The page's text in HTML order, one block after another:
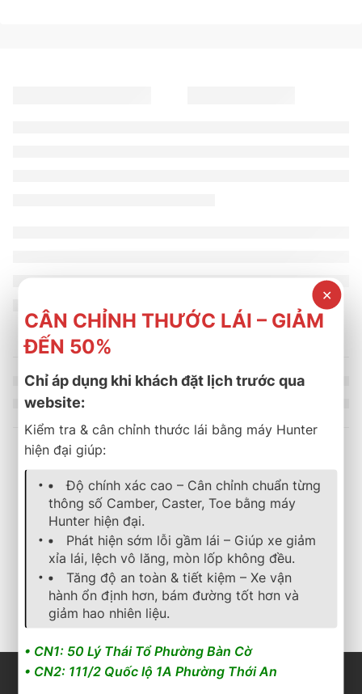
Sản phẩm tương tự
SOLD OUT
lốp xe bridgestone turanza
Lốp Xe Bridgestone 205/60R17 Turanza T05
2.754.000 ₫
Cần nhận báo giá mới
nhất? Nhấn vào đây để
trao đổi ngay
lốp xe bridgestone,turanza
LỐP XE BRIDGESTONE
2.600.000₫
Cần nhận báo giá mới
✕
CÂN CHỈNH THƯỚC LÁI – GIẢM
ĐẾN 50%
Chỉ áp dụng khi khách đặt lịch trước qua
website:
Kiểm tra & cân chỉnh thước lái bằng máy Hunter
hiện đại giúp:
Độ chính xác cao – Cân chỉnh chuẩn từng
thông số Camber, Caster, Toe bằng máy
Hunter hiện đại.
Phát hiện sớm lỗi gầm lái – Giúp xe giảm
xỉa lái, lệch vô lăng, mòn lốp không đều.
Tăng độ an toàn & tiết kiệm – Xe vận
hành ổn định hơn, bám đường tốt hơn và
giảm hao nhiên liệu.
• CN1: 50 Lý Thái Tổ Phường Bàn Cờ
• CN2: 111/2 Quốc lộ 1A Phường Thới An